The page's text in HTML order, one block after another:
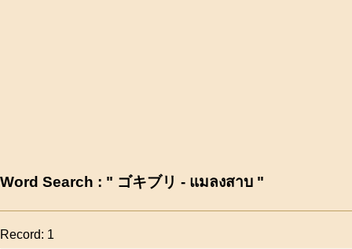
Word Search : " ゴキブリ - แมลงสาบ "
Record: 1